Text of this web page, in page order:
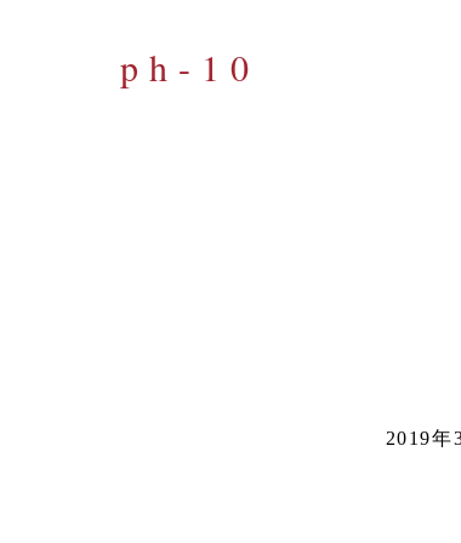
ph-10
2019年